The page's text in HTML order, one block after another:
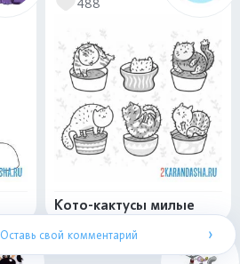
Кото-кактусы милые
Оставь свой комментарий ›